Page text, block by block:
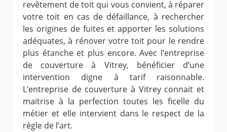
revêtement de toit qui vous convient, à réparer
votre toit en cas de défaillance, à rechercher
les origines de fuites et apporter les solutions
adéquates, à rénover votre toit pour le rendre
plus étanche et plus encore. Avec l’entreprise
de couverture à Vitrey, bénéficier d’une
intervention digne à tarif raisonnable.
L’entreprise de couverture à Vitrey connait et
maitrise à la perfection toutes les ficelle du
métier et elle intervient dans le respect de la
règle de l’art.